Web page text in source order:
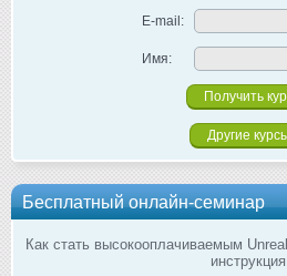
E-mail:
Имя:
Другие
Бесплатный онлайн-семинар
Как стать высокооплачиваемым
инструкция